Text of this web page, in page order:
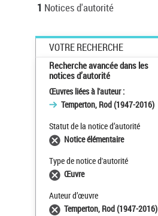
1 Notices d'autorité
VOTRE RECHERCHE
Recherche avancée dans les
notices d’autorité
Œuvres liées à l'auteur :
Temperton, Rod (1947-2016)
Statut de la notice d’autorité
Notice élémentaire
Type de notice d'autorité
Œuvre
Auteur d’œuvre
Temperton, Rod (1947-2016)